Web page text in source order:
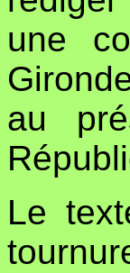
une
au
Le